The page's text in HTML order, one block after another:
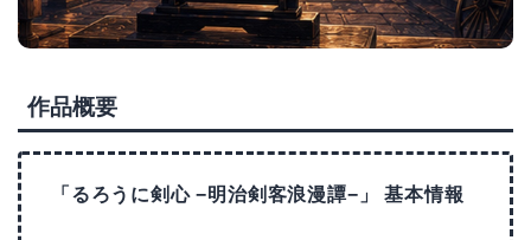
作品概要
「るろうに剣心 −明治剣客浪漫譚−」 基本情報